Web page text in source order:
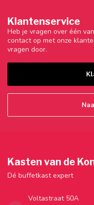
Klantenservice
Heb je vragen over één
contact op met onze
vragen door.
Kasten van de
Dé buffetkast expert
Voltastraat 50A